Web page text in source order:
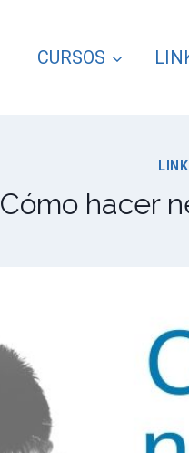
CURSOS
Cómo hacer